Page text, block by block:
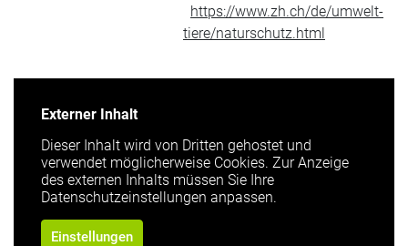
https://www.zh.ch/de/umwelt-
tiere/naturschutz.html
Externer Inhalt
Dieser Inhalt wird von Dritten gehostet und
verwendet möglicherweise Cookies. Zur Anzeige
des externen Inhalts müssen Sie Ihre
Datenschutzeinstellungen anpassen.
Einstellungen